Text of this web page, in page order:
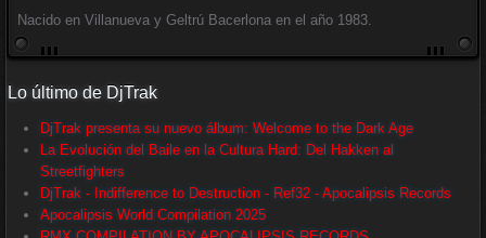
Nacido en Villanueva y Geltrú Bacerlona en el año 1983.
Lo último de DjTrak
DjTrak presenta su nuevo álbum: Welcome to the Dark Age
La Evolución del Baile en la Cultura Hard: Del Hakken al
Streetfighters
DjTrak - Indifference to Destruction - Ref32 - Apocalipsis Records
Apocalipsis World Compilation 2025